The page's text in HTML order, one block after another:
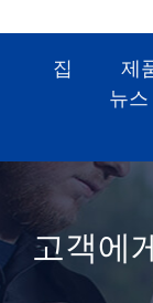
집 제
뉴스
고객에